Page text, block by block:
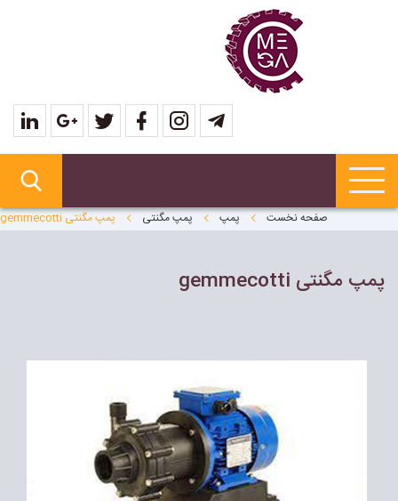
صفحه نخست پمپ پمپ مگنتی پمپ مگنتى gemmecotti
پمپ مگنتى gemmecotti